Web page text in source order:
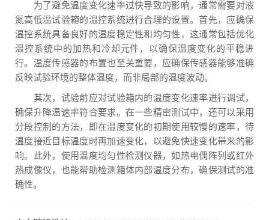
为了避免温度变化速率过快导致的影响，通常需要对液
氮高低温试验箱的温控系统进行合理的设置。首先，应确保
温控系统具备良好的温度稳定性和均匀性，这通常包括优化
温控系统中的加热和冷却元件，以确保温度变化的平稳进
行。温度传感器的布置也至关重要，应确保传感器能够准确
反映试验环境的整体温度，而非局部的温度波动。
其次，试验前应对试验箱内的温度变化速率进行调试，
确保升降温速率符合要求。在一些精密测试中，还可以采用
分段控制的方法，即在温度变化的初期使用较慢的速率，待
温度接近目标温度时再加速变化，以避免快速变化带来的影
响。此外，使用温度均匀性检测仪器，如热电偶阵列或红外
热成像仪，也能帮助检测箱体内部温度分布，确保测试的准
确性。